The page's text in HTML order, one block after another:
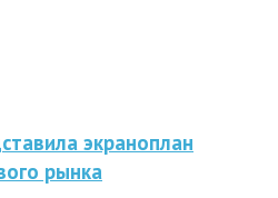
экраноплан
рынка